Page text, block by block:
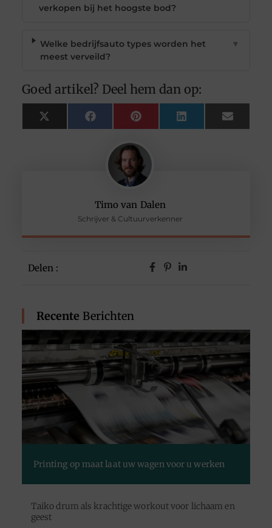
Timo van Dalen
Schrijver & Cultuurverkenner
Delen :
Recente Berichten
Printing op maat laat uw wagen voor u werken
Taiko drum als krachtige workout voor lichaam en
geest
verkopen bij het hoogste bod?
Welke bedrijfsauto types worden het
meest verveild?
▼
Goed artikel? Deel hem dan op:
X
(Twitter)
FacebookPinterest LinkedIn Email